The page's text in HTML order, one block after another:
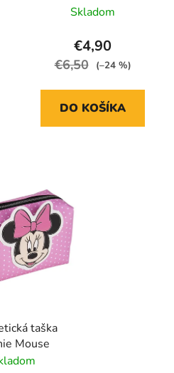
Skladom
€4,90
€6,50 (–24 %)
DO KOŠÍKA
taška
Mouse